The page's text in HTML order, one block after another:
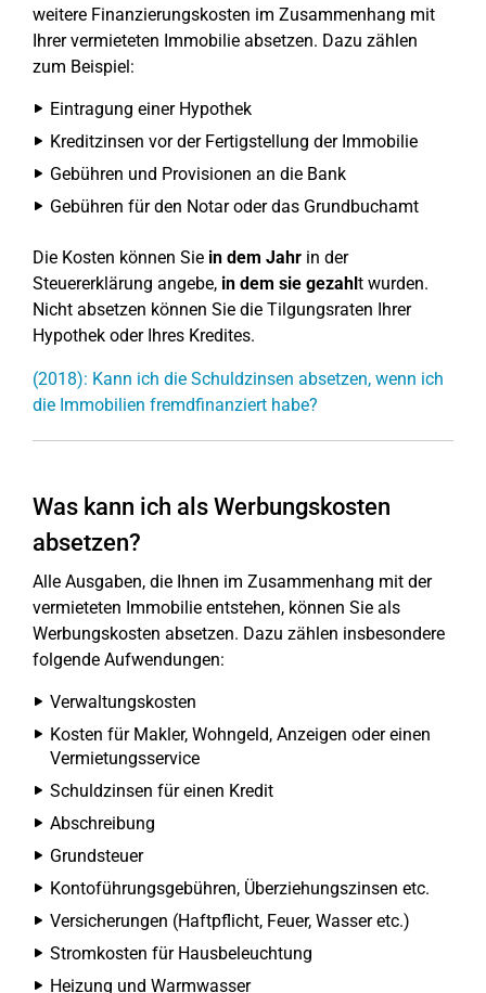
weitere Finanzierungskosten im Zusammenhang mit
Ihrer vermieteten Immobilie absetzen. Dazu zählen
zum Beispiel:
Eintragung einer Hypothek
Kreditzinsen vor der Fertigstellung der Immobilie
Gebühren und Provisionen an die Bank
Gebühren für den Notar oder das Grundbuchamt
Die Kosten können Sie in dem Jahr in der
Steuererklärung angebe, in dem sie gezahlt wurden.
Nicht absetzen können Sie die Tilgungsraten Ihrer
Hypothek oder Ihres Kredites.
(2018): Kann ich die Schuldzinsen absetzen, wenn ich
die Immobilien fremdfinanziert habe?
Was kann ich als Werbungskosten
absetzen?
Alle Ausgaben, die Ihnen im Zusammenhang mit der
vermieteten Immobilie entstehen, können Sie als
Werbungskosten absetzen. Dazu zählen insbesondere
folgende Aufwendungen:
Verwaltungskosten
Kosten für Makler, Wohngeld, Anzeigen oder einen
Vermietungsservice
Schuldzinsen für einen Kredit
Abschreibung
Grundsteuer
Kontoführungsgebühren, Überziehungszinsen etc.
Versicherungen (Haftpflicht, Feuer, Wasser etc.)
Stromkosten für Hausbeleuchtung
Heizung und Warmwasser